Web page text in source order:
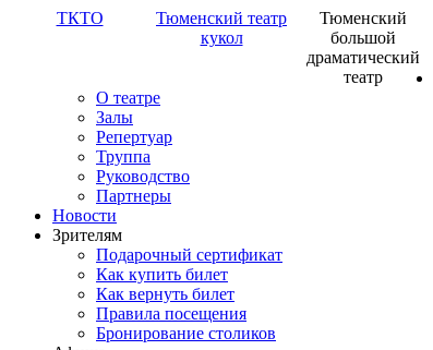
ТКТО
Тюменский театр
кукол
Тюменский
большой
драматический
театр
О театре
Залы
Репертуар
Труппа
Руководство
Партнеры
Новости
Зрителям
Подарочный сертификат
Как купить билет
Как вернуть билет
Правила посещения
Бронирование столиков